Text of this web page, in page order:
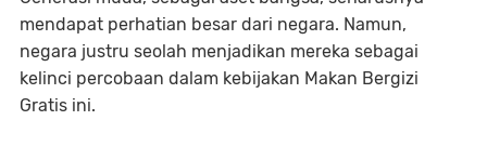
mendapat perhatian besar dari negara. Namun,
negara justru seolah menjadikan mereka sebagai
kelinci percobaan dalam kebijakan Makan Bergizi
Gratis ini.